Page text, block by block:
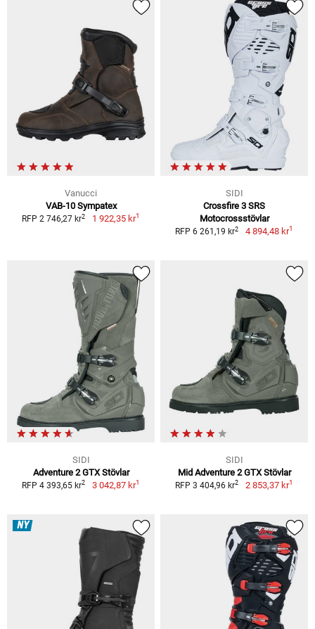
Vanucci
VAB-10 Sympatex
RFP 2 746,27 kr2 1 922,35 kr1
SIDI
Crossfire 3 SRS
Motocrossstövlar
RFP 6 261,19 kr2 4 894,48 kr1
SIDI
Adventure 2 GTX Stövlar
RFP 4 393,65 kr2 3 042,87 kr1
SIDI
Mid Adventure 2 GTX Stövlar
RFP 3 404,96 kr2 2 853,37 kr1
NY